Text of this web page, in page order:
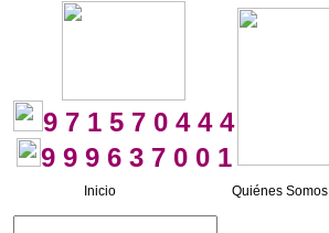
9 7 1 5 7 0 4 4 4
9 9 9 6 3 7 0 0 1
Inicio Quiénes Somos